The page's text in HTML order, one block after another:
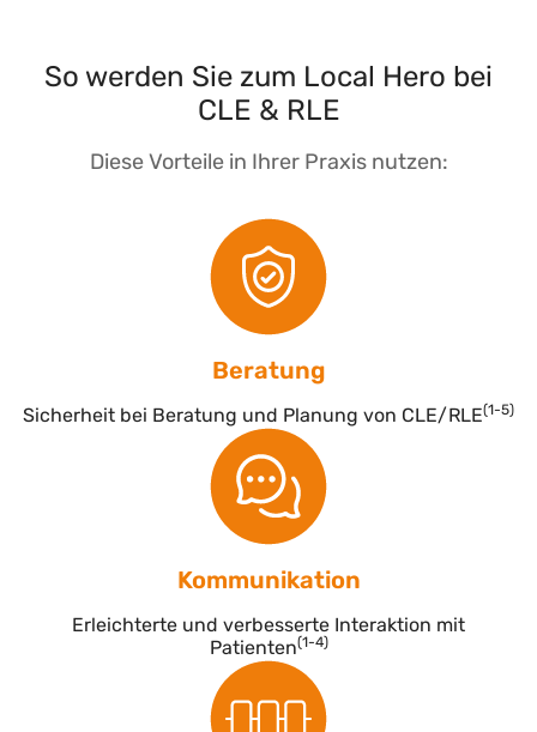
So werden Sie zum Local Hero bei
CLE & RLE
Diese Vorteile in Ihrer Praxis nutzen:
Beratung
Sicherheit bei Beratung und Planung von CLE/RLE(1-5)
Kommunikation
Erleichterte und verbesserte Interaktion mit
Patienten(1-4)